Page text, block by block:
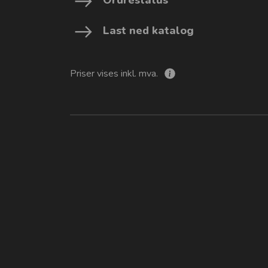
Last ned katalog
Priser vises inkl. mva.